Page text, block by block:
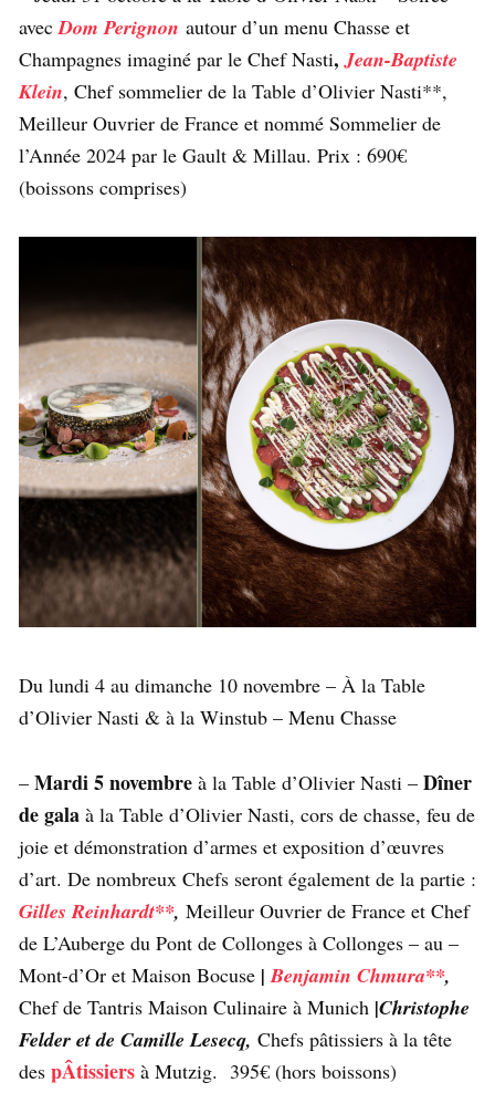
avec Dom Perignon autour d’un menu Chasse et
Champagnes imaginé par le Chef Nasti,Jean-Baptiste
Klein, Chef sommelier de la Table d’Olivier Nasti**,
Meilleur Ouvrier de France et nommé Sommelier de
l’Année 2024 par le Gault & Millau. Prix : 690€
(boissons comprises)
Du lundi 4 au dimanche 10 novembre – À la Table
d’Olivier Nasti & à la Winstub – Menu Chasse
– Mardi 5 novembre à la Table d’Olivier Nasti – Dîner
de gala à la Table d’Olivier Nasti, cors de chasse, feu de
joie et démonstration d’armes et exposition d’œuvres
d’art. De nombreux Chefs seront également de la partie :
Gilles Reinhardt**, Meilleur Ouvrier de France et Chef
de L’Auberge du Pont de Collonges à Collonges – au –
Mont-d’Or et Maison Bocuse |Benjamin Chmura**,
Chef de Tantris Maison Culinaire à Munich |Christophe
Felder et de Camille Lesecq, Chefs pâtissiers à la tête
des pÂtissiers à Mutzig. 395€ (hors boissons)